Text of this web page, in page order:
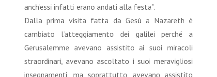
anch’essi infatti erano andati alla festa”.
Dalla prima visita fatta da Gesù a Nazareth è
cambiato l’atteggiamento dei galilei perché a
Gerusalemme avevano assistito ai suoi miracoli
straordinari, avevano ascoltato i suoi meravigliosi
insegnamenti, ma soprattutto, avevano assistito